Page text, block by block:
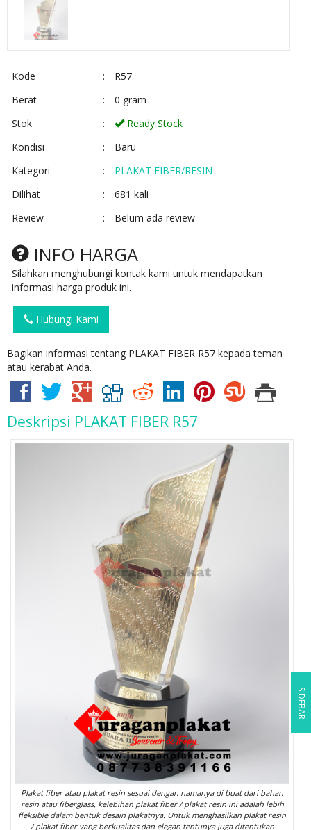
Kode :
R57
Berat
:
0 gram
Stok
:
Ready Stock
Kondisi
:
Baru
Kategori
:
PLAKAT FIBER/RESIN
Dilihat
:
681 kali
Review
: Belum ada review
INFO HARGA
Silahkan menghubungi kontak kami untuk mendapatkan
informasi harga produk ini.
Hubungi Kami
Bagikan informasi tentang PLAKAT FIBER R57 kepada teman
atau kerabat Anda.
Deskripsi PLAKAT FIBER R57
Plakat fiber atau plakat resin sesuai dengan namanya di buat dari bahan
resin atau fiberglass, kelebihan plakat fiber / plakat resin ini adalah lebih
fleksible dalam bentuk desain plakatnya. Untuk menghasilkan plakat resin
/ plakat fiber yang berkualitas dan elegan tentunya juga ditentukan
SIDEBAR